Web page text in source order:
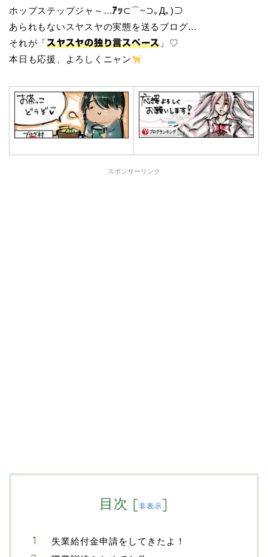
ホップステップジャ～…ｱｯ⊂⌒~⊃｡Д｡)⊃
あられもないスヤスヤの実態を送るブログ…
それが「スヤスヤの独り言スペース 」♡
本日も応援、よろしくニャン
スポンサーリンク
目次 [非表示]
失業給付金申請をしてきたよ！